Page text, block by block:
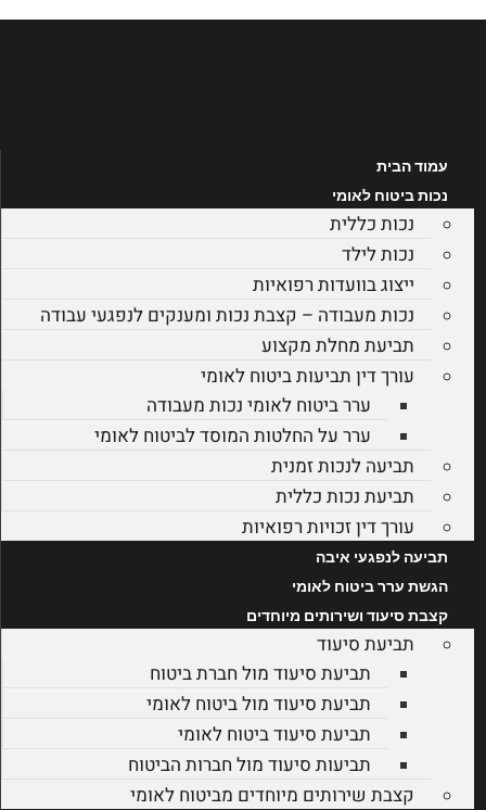
דלג
עמוד הבית
נכות ביטוח לאומי
נכות כללית
נכות לילד
ייצוג בוועדות רפואיות
נכות מעבודה – קצבת נכות ומענקים לנפגעי עבודה
תביעת מחלת מקצוע
עורך דין תביעות ביטוח לאומי
ערר ביטוח לאומי נכות מעבודה
ערר על החלטות המוסד לביטוח לאומי
תביעה לנכות זמנית
תביעת נכות כללית
עורך דין זכויות רפואיות
תביעה לנפגעי איבה
הגשת ערר ביטוח לאומי
קצבת סיעוד ושירותים מיוחדים
תביעת סיעוד
תביעת סיעוד מול חברת ביטוח
תביעת סיעוד מול ביטוח לאומי
תביעת סיעוד ביטוח לאומי
תביעות סיעוד מול חברות הביטוח
קצבת שירותים מיוחדים מביטוח לאומי